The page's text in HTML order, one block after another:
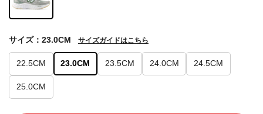
22.5CM 23.0CM 23.5CM 24.0CM 24.5CM
25.0CM
サイズ：23.0CM サイズガイドはこちら